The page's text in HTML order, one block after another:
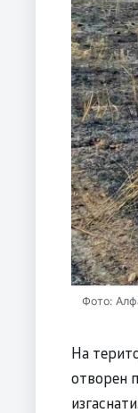
Фото:
На
отворен
изгаснати.